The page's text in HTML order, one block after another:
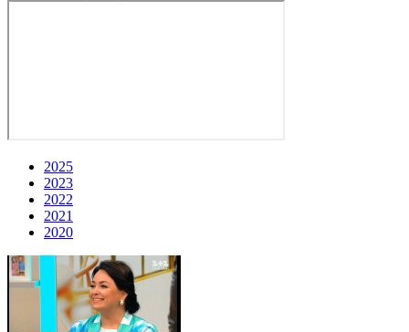
2025
2023
2022
2021
2020